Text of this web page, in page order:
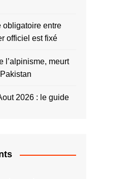
obligatoire entre
officiel est fixé
l’alpinisme, meurt
2026 : le guide